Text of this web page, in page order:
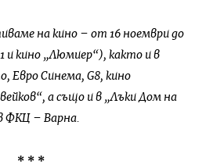
на кино – от 16 ноември до
и кино „Люмиер“), както и в
Евро Синема, G8, кино
а също и в „Лъки Дом на
ФКЦ – Варна.
* * *